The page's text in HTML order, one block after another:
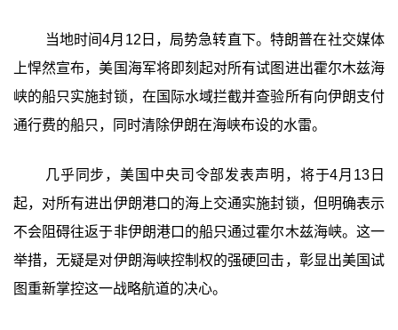
当地时间4月12日，局势急转直下。特朗普在社交媒体
上悍然宣布，美国海军将即刻起对所有试图进出霍尔木兹海
峡的船只实施封锁，在国际水域拦截并查验所有向伊朗支付
通行费的船只，同时清除伊朗在海峡布设的水雷。
几乎同步，美国中央司令部发表声明，将于4月13日
起，对所有进出伊朗港口的海上交通实施封锁，但明确表示
不会阻碍往返于非伊朗港口的船只通过霍尔木兹海峡。这一
举措，无疑是对伊朗海峡控制权的强硬回击，彰显出美国试
图重新掌控这一战略航道的决心。